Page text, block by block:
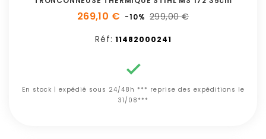
269,10 € -10% 299,00 €
Réf: 11482000241

En stock | expédié sous 24/48h *** reprise des expéditions le
31/08***